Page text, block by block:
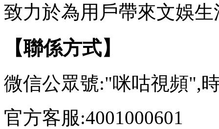
致力於為用戶帶來文娛
【聯係方式】
微信公眾號:"咪咕視頻",
官方客服:4001000601